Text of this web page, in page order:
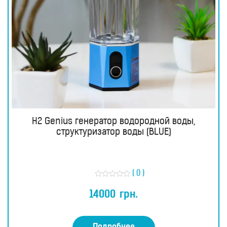
H2 Genius генератор водородной воды,
структуризатор воды (BLUE)
ц
е
а
0
( 0 )
14000 грн.